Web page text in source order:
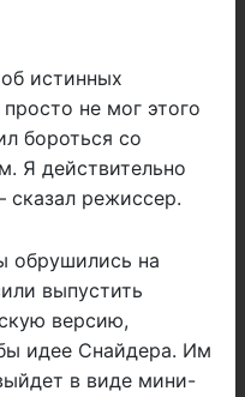
истинных
не мог этого
бороться со
Я действительно
сказал режиссер.
обрушились на
выпустить
версию,
идее Снайдера. Им
в виде мини-